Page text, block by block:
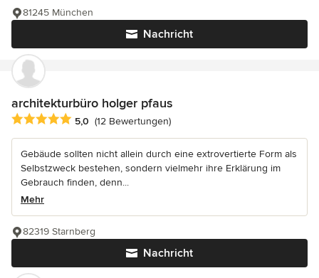
Nachricht
81245 München
architekturbüro holger pfaus
Durchschnittliche Bewertung: 5 von 5 Sternen
5,0 (12 Bewertungen)
Gebäude sollten nicht allein durch eine extrovertierte Form als
Selbstzweck bestehen, sondern vielmehr ihre Erklärung im
Gebrauch finden, denn...
Mehr
Nachricht
82319 Starnberg